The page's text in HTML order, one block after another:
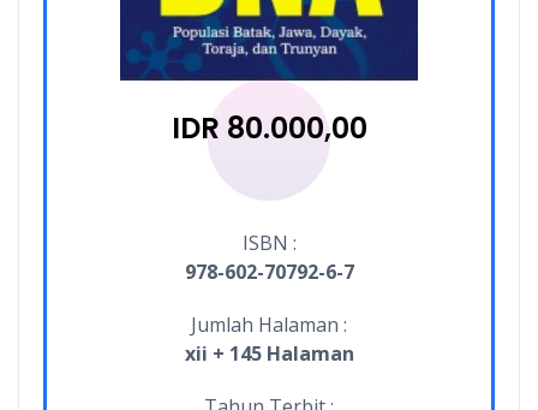
IDR 80.000,00
ISBN :
978-602-70792-6-7
Jumlah Halaman :
xii + 145 Halaman